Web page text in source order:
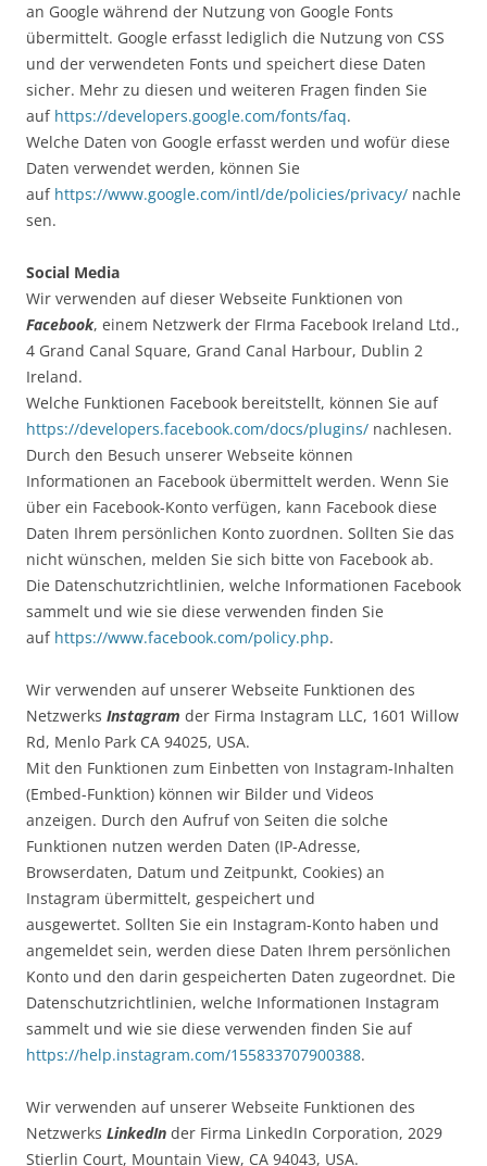
an Google während der Nutzung von Google Fonts
übermittelt. Google erfasst lediglich die Nutzung von CSS
und der verwendeten Fonts und speichert diese Daten
sicher. Mehr zu diesen und weiteren Fragen finden Sie
auf https://developers.google.com/fonts/faq.
Welche Daten von Google erfasst werden und wofür diese
Daten verwendet werden, können Sie
auf https://www.google.com/intl/de/policies/privacy/ nachle
sen.
Social Media
Wir verwenden auf dieser Webseite Funktionen von
Facebook, einem Netzwerk der FIrma Facebook Ireland Ltd.,
4 Grand Canal Square, Grand Canal Harbour, Dublin 2
Ireland.
Welche Funktionen Facebook bereitstellt, können Sie auf
https://developers.facebook.com/docs/plugins/ nachlesen.
Durch den Besuch unserer Webseite können
Informationen an Facebook übermittelt werden. Wenn Sie
über ein Facebook-Konto verfügen, kann Facebook diese
Daten Ihrem persönlichen Konto zuordnen. Sollten Sie das
nicht wünschen, melden Sie sich bitte von Facebook ab.
Die Datenschutzrichtlinien, welche Informationen Facebook
sammelt und wie sie diese verwenden finden Sie
auf https://www.facebook.com/policy.php.
Wir verwenden auf unserer Webseite Funktionen des
Netzwerks Instagram der Firma Instagram LLC, 1601 Willow
Rd, Menlo Park CA 94025, USA.
Mit den Funktionen zum Einbetten von Instagram-Inhalten
(Embed-Funktion) können wir Bilder und Videos
anzeigen. Durch den Aufruf von Seiten die solche
Funktionen nutzen werden Daten (IP-Adresse,
Browserdaten, Datum und Zeitpunkt, Cookies) an
Instagram übermittelt, gespeichert und
ausgewertet. Sollten Sie ein Instagram-Konto haben und
angemeldet sein, werden diese Daten Ihrem persönlichen
Konto und den darin gespeicherten Daten zugeordnet. Die
Datenschutzrichtlinien, welche Informationen Instagram
sammelt und wie sie diese verwenden finden Sie auf
https://help.instagram.com/155833707900388.
Wir verwenden auf unserer Webseite Funktionen des
Netzwerks LinkedIn der Firma LinkedIn Corporation, 2029
Stierlin Court, Mountain View, CA 94043, USA.